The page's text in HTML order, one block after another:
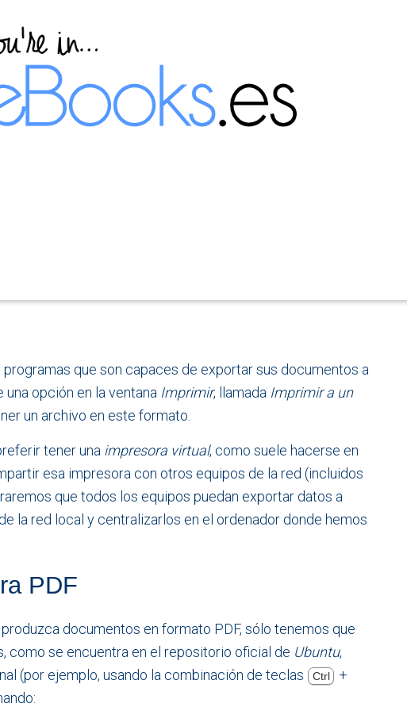
que son capaces de exportar sus documentos a
opción en la ventana Imprimir, llamada Imprimir a un
un archivo en este formato.
tener una impresora virtual, como suele hacerse en
esa impresora con otros equipos de la red (incluidos
que todos los equipos puedan exportar datos a
la red local y centralizarlos en el ordenador donde hemos
PDF
documentos en formato PDF, sólo tenemos que
como se encuentra en el repositorio oficial de Ubuntu,
(por ejemplo, usando la combinación de teclas
Ctrl +